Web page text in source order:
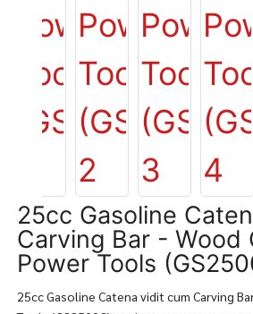
25cc Gasoline
Carving Bar - Wood
Power Tools
25cc Gasoline Catena vidit cum Carving